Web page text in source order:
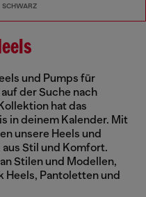
SCHWARZ
und Pumps für
der Suche nach
hat das
in deinem Kalender. Mit
unsere Heels und
Stil und Komfort.
Stilen und Modellen,
Heels, Pantoletten und